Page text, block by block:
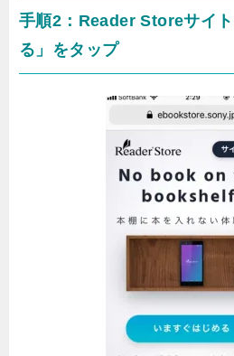
手順2：Reader Storeサイ
る」をタップ